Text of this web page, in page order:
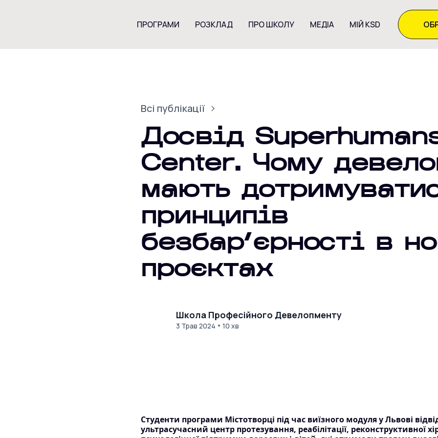
ПРОГРАМИ РОЗКЛАД ПРО ШКОЛУ МЕДІА МІЙ KSD
Всі публікації
Досвід
Center. Чому
мають
принципів
безбар’єрності в
проєктах
Школа Професійного Девелопменту
3 Трав 2024 • 10 хв
Студенти програми Містотворці під час виїзного модуля у Львові
ультрасучасний центр протезування, реабілітації, реконструктивної